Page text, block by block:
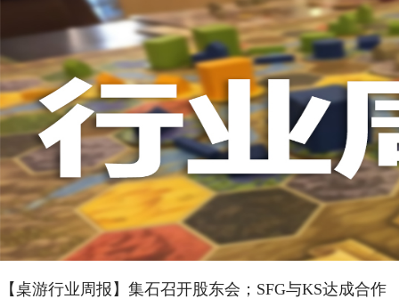
【桌游行业周报】集石召开股东会；SFG与KS达成合作